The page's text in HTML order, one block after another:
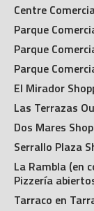
Centre
Parque
Parque
Parque
El Mirador
Las Terrazas
Dos Mares
Serrallo Plaza
La Rambla (en
Pizzería
Tarraco en